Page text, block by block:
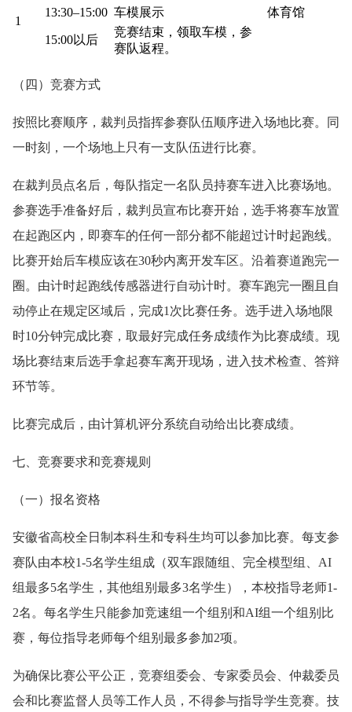
1
13:30–15:00 车模展示 体育馆
15:00以后
竞赛结束，领取车模，参
赛队返程。
（四）竞赛方式
按照比赛顺序，裁判员指挥参赛队伍顺序进入场地比赛。同
一时刻，一个场地上只有一支队伍进行比赛。
在裁判员点名后，每队指定一名队员持赛车进入比赛场地。
参赛选手准备好后，裁判员宣布比赛开始，选手将赛车放置
在起跑区内，即赛车的任何一部分都不能超过计时起跑线。
比赛开始后车模应该在30秒内离开发车区。沿着赛道跑完一
圈。由计时起跑线传感器进行自动计时。赛车跑完一圈且自
动停止在规定区域后，完成1次比赛任务。选手进入场地限
时10分钟完成比赛，取最好完成任务成绩作为比赛成绩。现
场比赛结束后选手拿起赛车离开现场，进入技术检查、答辩
环节等。
比赛完成后，由计算机评分系统自动给出比赛成绩。
七、竞赛要求和竞赛规则
（一）报名资格
安徽省高校全日制本科生和专科生均可以参加比赛。每支参
赛队由本校1-5名学生组成（双车跟随组、完全模型组、AI
组最多5名学生，其他组别最多3名学生），本校指导老师1-
2名。每名学生只能参加竞速组一个组别和AI组一个组别比
赛，每位指导老师每个组别最多参加2项。
为确保比赛公平公正，竞赛组委会、专家委员会、仲裁委员
会和比赛监督人员等工作人员，不得参与指导学生竞赛。技